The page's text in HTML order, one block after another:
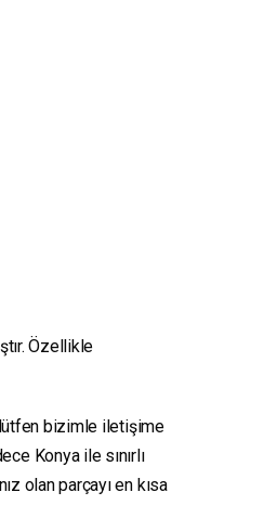
Özellikle
lütfen bizimle iletişime
Konya ile sınırlı
olan parçayı en kısa